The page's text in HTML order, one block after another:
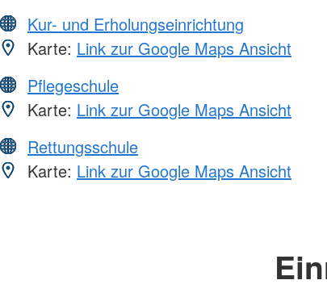
Kur- und Erholungseinrichtung
Karte: Link zur Google Maps Ansicht
Pflegeschule
Karte: Link zur Google Maps Ansicht
Rettungsschule
Karte: Link zur Google Maps Ansicht